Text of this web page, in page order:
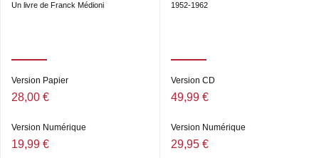
Un livre de Franck Médioni
Version Papier
28,00 €
Version Numérique
19,99 €
1952-1962
Version CD
49,99 €
Version Numérique
29,95 €